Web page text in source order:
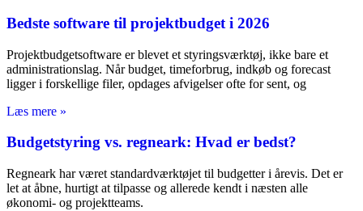
Bedste software til projektbudget i 2026
Projektbudgetsoftware er blevet et styringsværktøj, ikke bare et
administrationslag. Når budget, timeforbrug, indkøb og forecast
ligger i forskellige filer, opdages afvigelser ofte for sent, og
Læs mere »
Budgetstyring vs. regneark: Hvad er bedst?
Regneark har været standardværktøjet til budgetter i årevis. Det er
let at åbne, hurtigt at tilpasse og allerede kendt i næsten alle
økonomi- og projektteams.